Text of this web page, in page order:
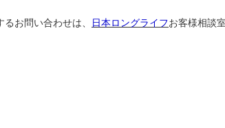
お問い合わせは、 日本ロングライフお客様相談